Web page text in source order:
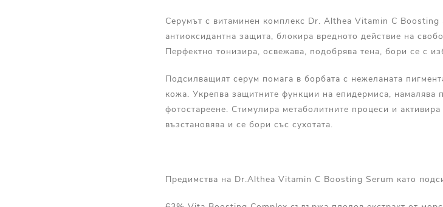
Серумът с витаминен комплекс Dr. Althea Vitamin C
антиоксидантна защита, блокира вредното действие на
Перфектно тонизира, освежава, подобрява тена, бори се с
Подсилващият серум помага в борбата с нежеланата
кожа. Укрепва защитните функции на епидермиса, намалява
фотостареене. Стимулира метаболитните процеси и
възстановява и се бори със сухотата.
Предимства на Dr.Althea Vitamin C Boosting Serum като